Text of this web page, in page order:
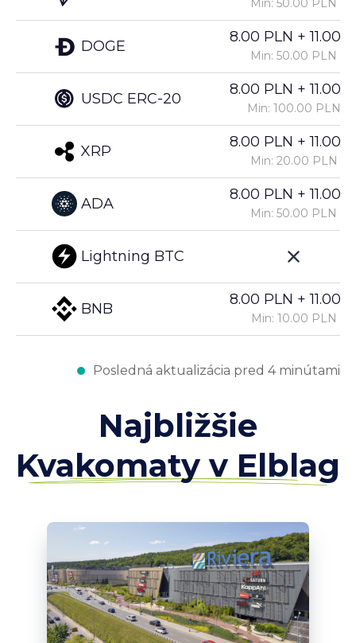
DOGE
USDC ERC-20
XRP
ADA
Lightning BTC
BNB
Min: 50.00 PLN
8.00 PLN +
Min: 50.00 PLN
8.00 PLN +
Min: 100.00 PLN
8.00 PLN +
Min: 20.00 PLN
8.00 PLN +
Min: 50.00 PLN
8.00 PLN +
Min: 10.00 PLN
Posledná aktualizácia pred 4 minútami
Najbližšie
Kvakomaty v Elblag